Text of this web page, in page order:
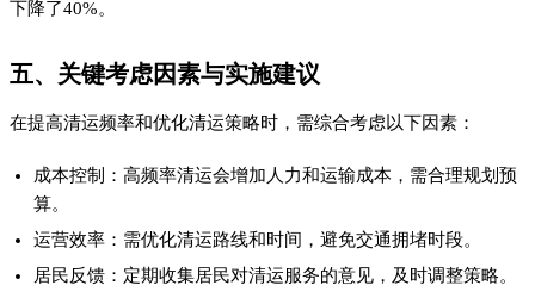
下降了40%。
五、关键考虑因素与实施建议
在提高清运频率和优化清运策略时，需综合考虑以下因素：
成本控制：高频率清运会增加人力和运输成本，需合理规划预
算。
运营效率：需优化清运路线和时间，避免交通拥堵时段。
居民反馈：定期收集居民对清运服务的意见，及时调整策略。